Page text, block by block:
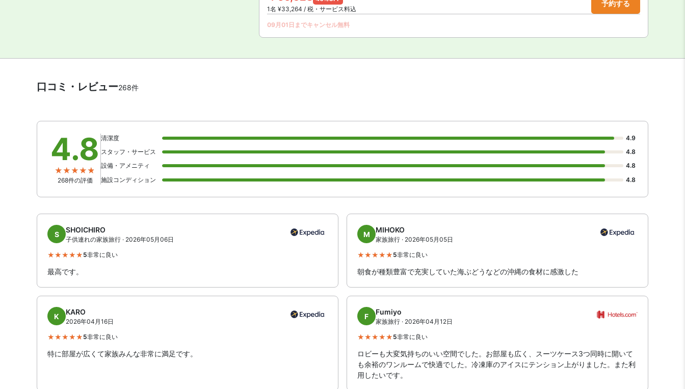
1名 ¥33,264 / 税・サービス料込
予約する
09月01日までキャンセル無料
口コミ・レビュー268件
4.8
268件の評価
清潔度
4.9
スタッフ・サービス
4.8
設備・アメニティ
4.8
施設コンディション
4.8
S
SHOICHIRO
子供連れの家族旅行 · 2026年05月06日
5非常に良い
最高です。
M
MIHOKO
家族旅行 · 2026年05月05日
5非常に良い
朝食が種類豊富で充実していた海ぶどうなどの沖縄の食材に感激した
K
KARO
2026年04月16日
5非常に良い
特に部屋が広くて家族みんな非常に満足です。
F
Fumiyo
家族旅行 · 2026年04月12日
5非常に良い
ロビーも大変気持ちのいい空間でした。お部屋も広く、スーツケース3つ同時に開いて
も余裕のワンルームで快適でした。冷凍庫のアイスにテンション上がりました。また利
用したいです。